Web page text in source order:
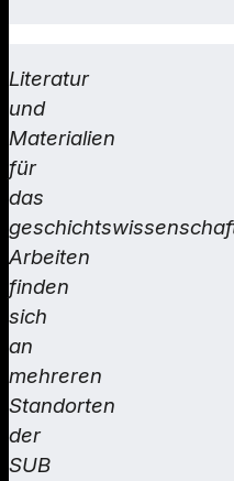
Literatur
und
Materialien
für
das
Arbeiten
finden
sich
an
mehreren
Standorten
der
SUB